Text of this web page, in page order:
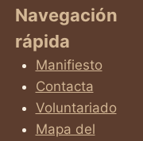
Navegación
rápida
Manifiesto
Contacta
Voluntariado
Mapa del